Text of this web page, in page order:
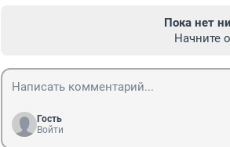
Пока нет
Начните
Гость
Войти